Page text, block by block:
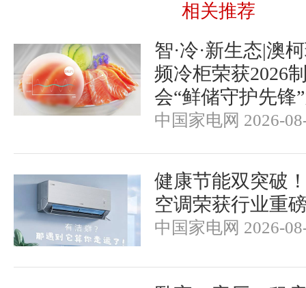
相关推荐
智·冷·新生态|澳
频冷柜荣获2026
会“鲜储守护先锋
中国家电网 2026-
健康节能双突破
空调荣获行业重
中国家电网 2026-